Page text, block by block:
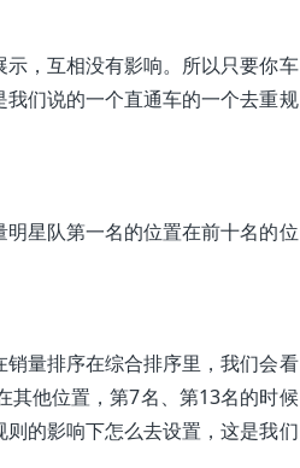
，互相没有影响。所以只要你车
们说的一个直通车的一个去重规
星队第一名的位置在前十名的位
量排序在综合排序里，我们会看
其他位置，第7名、第13名的时候
的影响下怎么去设置，这是我们